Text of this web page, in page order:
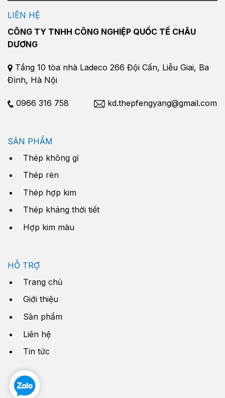
LIÊN HỆ
CÔNG TY TNHH CÔNG NGHIỆP QUỐC TẾ CHÂU
DƯƠNG
Tầng 10 tòa nhà Ladeco 266 Đội Cấn, Liễu Giai, Ba
Đình, Hà Nội
0966 316 758 kd.thepfengyang@gmail.com
SẢN PHẨM
Thép không gỉ
Thép rèn
Thép hợp kim
Thép kháng thời tiết
Hợp kim màu
HỖ TRỢ
Trang chủ
Giới thiệu
Sản phẩm
Liên hệ
Tin tức